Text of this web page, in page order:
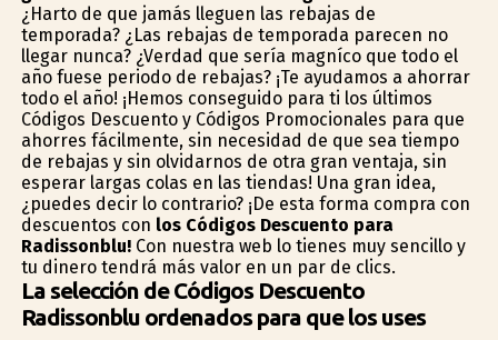
¿Harto de que jamás lleguen las rebajas de
temporada? ¿Las rebajas de temporada parecen no
llegar nunca? ¿Verdad que sería magnífico que todo el
año fuese periodo de rebajas? ¡Te ayudamos a ahorrar
todo el año! ¡Hemos conseguido para ti los últimos
Códigos Descuento y Códigos Promocionales para que
ahorres fácilmente, sin necesidad de que sea tiempo
de rebajas y sin olvidarnos de otra gran ventaja, sin
esperar largas colas en las tiendas! Una gran idea,
¿puedes decir lo contrario? ¡De esta forma compra con
descuentos con los Códigos Descuento para
Radissonblu!Con nuestra web lo tienes muy sencillo y
tu dinero tendrá más valor en un par de clics.
La selección de Códigos Descuento
Radissonblu ordenados para que los uses